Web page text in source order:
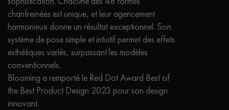
chanfreinées est unique, et leur agencement
harmonieux donne un résultat exceptionnel. Son
système de pose simple et intuitif permet des effets
esthétiques variés, surpassant les modèles
conventionnels.
Blooming a remporté le Red Dot Award Best of
the Best Product Design 2023 pour son design
innovant.